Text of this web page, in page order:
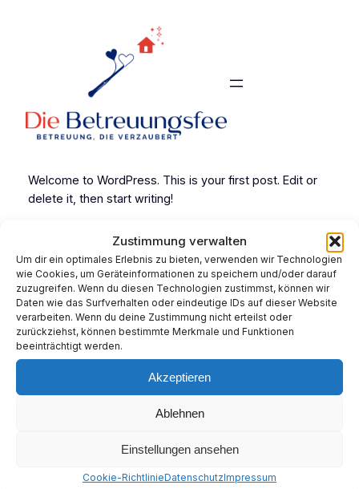
Zustimmung verwalten
Um dir ein optimales Erlebnis zu bieten, verwenden wir Technologien
wie Cookies, um Geräteinformationen zu speichern und/oder darauf
zuzugreifen. Wenn du diesen Technologien zustimmst, können wir
Daten wie das Surfverhalten oder eindeutige IDs auf dieser Website
verarbeiten. Wenn du deine Zustimmung nicht erteilst oder
zurückziehst, können bestimmte Merkmale und Funktionen
beeinträchtigt werden.
Akzeptieren
Ablehnen
Einstellungen ansehen
Cookie-RichtlinieDatenschutzImpressum
Welcome to WordPress. This is your first post. Edit or
delete it, then start writing!
Kategorie:Uncategorized